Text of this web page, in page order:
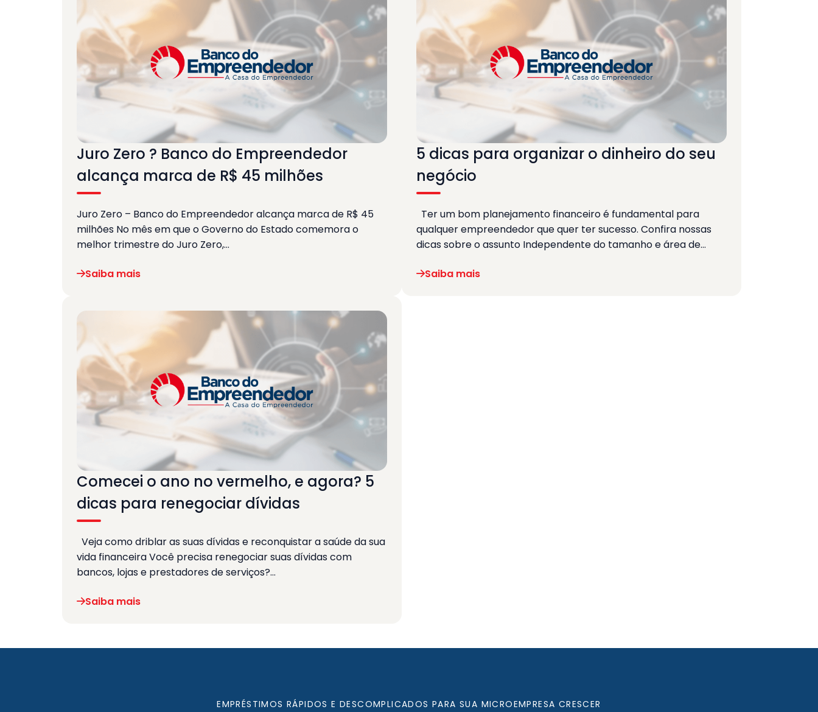
Juro Zero ? Banco do Empreendedor
alcança marca de R$ 45 milhões
Juro Zero – Banco do Empreendedor alcança marca de R$ 45
milhões No mês em que o Governo do Estado comemora o
melhor trimestre do Juro Zero,…
Saiba mais
5 dicas para organizar o dinheiro do seu
negócio
Ter um bom planejamento financeiro é fundamental para
qualquer empreendedor que quer ter sucesso. Confira nossas
dicas sobre o assunto Independente do tamanho e área de…
Saiba mais
Comecei o ano no vermelho, e agora? 5
dicas para renegociar dívidas
Veja como driblar as suas dívidas e reconquistar a saúde da sua
vida financeira Você precisa renegociar suas dívidas com
bancos, lojas e prestadores de serviços?…
Saiba mais
EMPRÉSTIMOS RÁPIDOS E DESCOMPLICADOS PARA SUA MICROEMPRESA CRESCER